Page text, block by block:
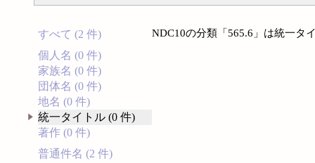
すべて (2 件)
個人名 (0 件)
家族名 (0 件)
団体名 (0 件)
地名 (0 件)
統一タイトル (0 件)
著作 (0 件)
普通件名 (2 件)
NDC10の分類「565.6」は統一タ